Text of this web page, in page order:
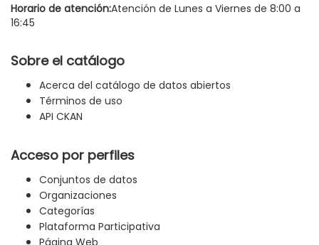
Horario de atención:Atención de Lunes a Viernes de 8:00 a
16:45
Sobre el catálogo
Acerca del catálogo de datos abiertos
Términos de uso
API CKAN
Acceso por perfiles
Conjuntos de datos
Organizaciones
Categorías
Plataforma Participativa
Página Web